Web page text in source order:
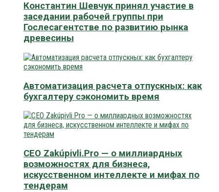
Константин Шевчук принял участие в
заседании рабочей группы при
Гослесагентстве по развитию рынка
древесины
Автоматизация расчета отпускных: как
бухгалтеру сэкономить время
CEO Zakúpivli.Pro — о миллиардных
возможностях для бизнеса,
искусственном интеллекте и мифах по
тендерам